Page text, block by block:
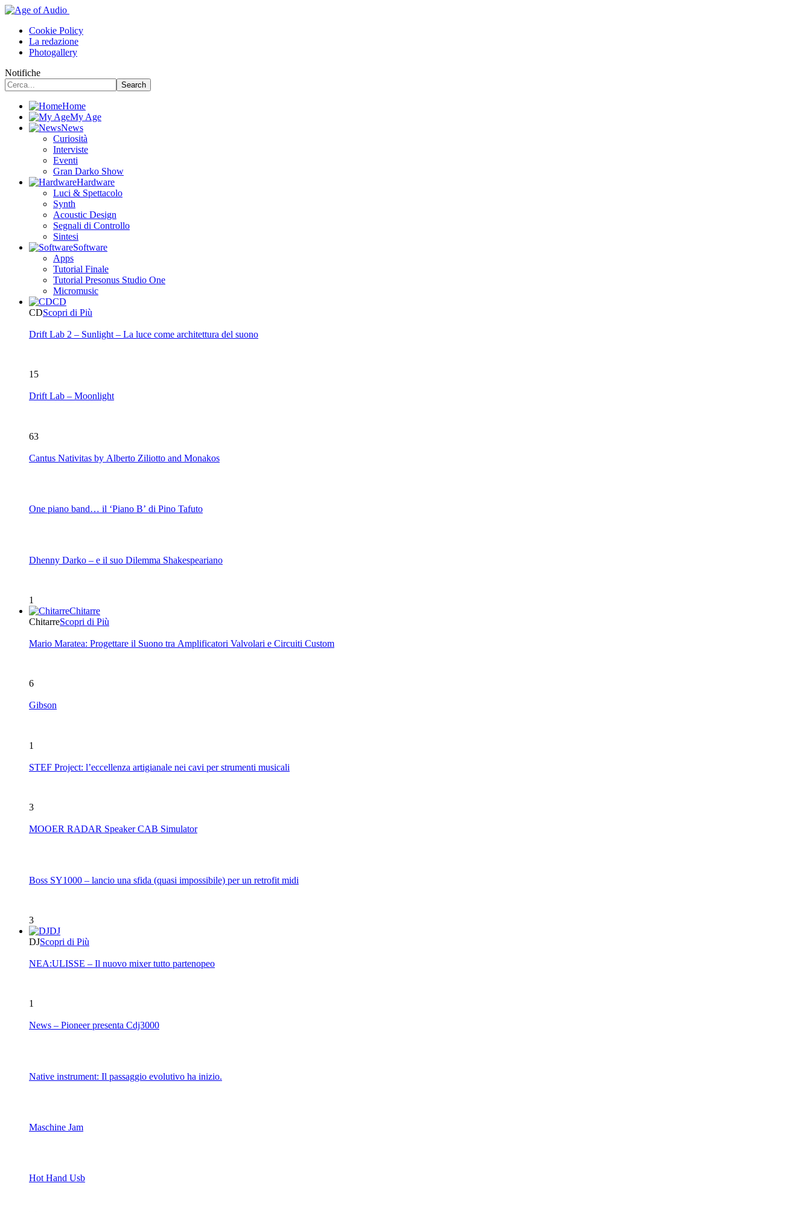
Cookie Policy
La redazione
Photogallery
Notifiche
Home
My Age
News
Curiosità
Interviste
Eventi
Gran Darko Show
Hardware
Luci & Spettacolo
Synth
Acoustic Design
Segnali di Controllo
Sintesi
Software
Apps
Tutorial Finale
Tutorial Presonus Studio One
Micromusic
CD
CDScopri di Più
Drift Lab 2 – Sunlight – La luce come architettura del suono
15
Drift Lab – Moonlight
63
Cantus Nativitas by Alberto Ziliotto and Monakos
One piano band… il ‘Piano B’ di Pino Tafuto
Dhenny Darko – e il suo Dilemma Shakespeariano
1
Chitarre
ChitarreScopri di Più
Mario Maratea: Progettare il Suono tra Amplificatori Valvolari e Circuiti Custom
6
Gibson
1
STEF Project: l’eccellenza artigianale nei cavi per strumenti musicali
3
MOOER RADAR Speaker CAB Simulator
Boss SY1000 – lancio una sfida (quasi impossibile) per un retrofit midi
3
DJ
DJScopri di Più
NEA:ULISSE – Il nuovo mixer tutto partenopeo
1
News – Pioneer presenta Cdj3000
Native instrument: Il passaggio evolutivo ha inizio.
Maschine Jam
Hot Hand Usb